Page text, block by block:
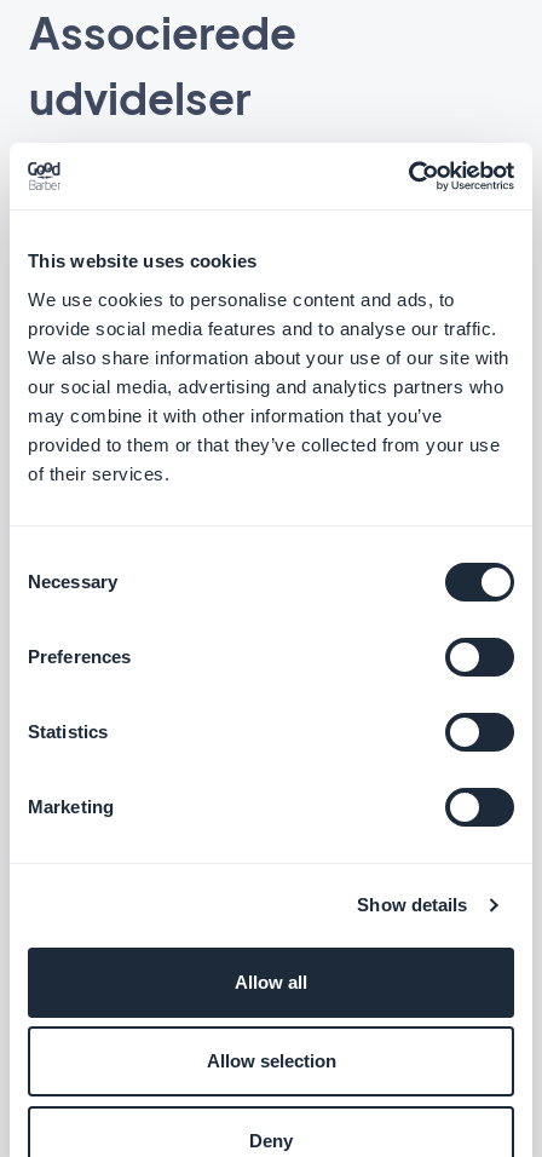
This website uses cookies
We use cookies to personalise content and ads, to
provide social media features and to analyse our traffic.
We also share information about your use of our site with
our social media, advertising and analytics partners who
may combine it with other information that you’ve
provided to them or that they’ve collected from your use
of their services.
Selection
Necessary
Preferences
Statistics
Marketing
Show details
Allow all
Allow selection
Deny
Associerede
udvidelser
Kør annoncer og øg din apps indtægter
Lav en integreret vejledning og guid dine
brugere gennem den første lancering af
Medlemskaber
Tjen penge i din app med medlemskaber
$49/måned
Google AdMob
Integrer annoncer i din app, og skab en
Google AMP - accelererede